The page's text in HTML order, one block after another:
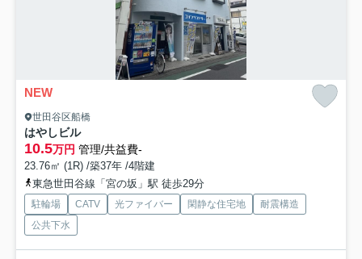
NEW
世田谷区船橋
はやしビル
10.5万円 管理/共益費-
23.76㎡ (1R) /築37年 /4階建
東急世田谷線「宮の坂」駅 徒歩29分
駐輪場 CATV 光ファイバー 閑静な住宅地
耐震構造
公共下水